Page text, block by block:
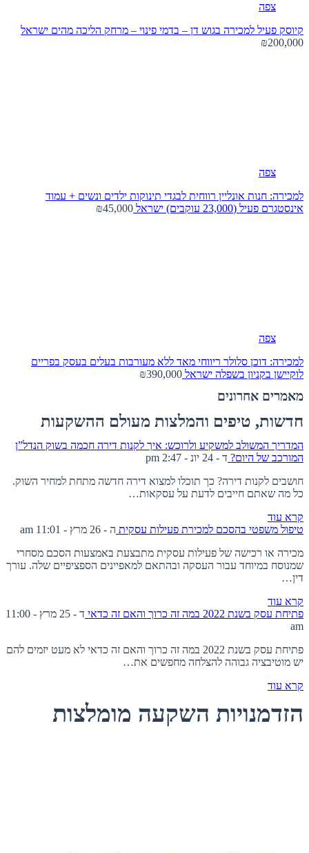
צפה
קיוסק פעיל למכירה בגוש דן – בדמי פינוי – מרחק הליכה מהים ישראל
₪200,000
צפה
למכירה: חנות אונליין רווחית לבגדי תינוקות ילדים ונשים + עמוד
אינסטגרם פעיל (23,000 עוקבים)
ישראל ₪45,000
צפה
למכירה: דוכן סלולר ריווחי מאד ללא מעורבות בעלים בעסק בפריים
לוקיישן בקניון בשפלה ישראל ₪390,000
מאמרים אחרונים
חדשות, טיפים והמלצות מעולם ההשקעות
המדריך המשולב למשקיע ולרוכש: איך לקנות דירה חכמה בשוק הנדל”ן
המורכב של היום? ד - 24 יונ - 2:47 pm
חושבים לקנות דירה? כך תוכלו למצוא דירה חדשה מתחת למחיר השוק.
כל מה שאתם חייבים לדעת על עסקאות…
קרא עוד
טיפול משפטי בהסכם למכירת פעילות עסקית ה - 26 מרץ - 11:01 am
מכירה או רכישה של פעילות עסקית מתבצעת באמצעות הסכם מסחרי
שמנוסח במיוחד עבור העסקה ובהתאם למאפיינים הספציפיים שלה. עורך
דין…
קרא עוד
פתיחת עסק בשנת 2022 במה זה כרוך והאם זה כדאי
ד - 25 מרץ - 11:00
am
פתיחת עסק בשנת 2022 במה זה כרוך והאם זה כדאי לא מעט יזמים להם
יש מוטיבציה גבוהה להצלחה מחפשים את…
קרא עוד
הזדמנויות השקעה מומלצות